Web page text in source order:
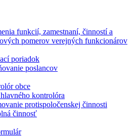
funkcií, zamestnaní, činností a
pomerov verejných funkcionárov
poriadok
poslancov
obce
kontrolóra
protispoločenskej činnosti
činnosť